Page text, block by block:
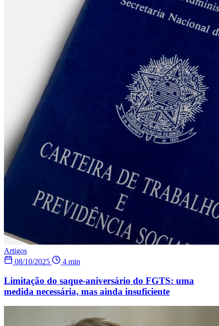
Artigos
08/10/2025
4 min
Limitação do saque-aniversário do FGTS: uma
medida necessária, mas ainda insuficiente